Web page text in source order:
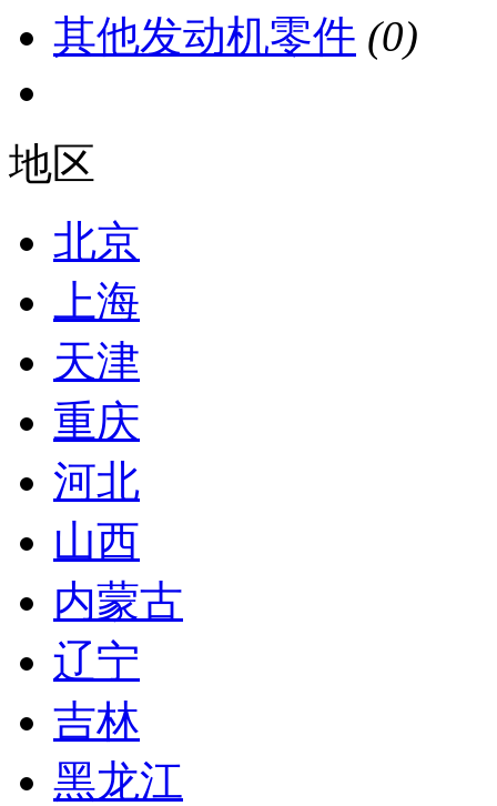
其他发动机零件 (0)
地区
北京
上海
天津
重庆
河北
山西
内蒙古
辽宁
吉林
黑龙江